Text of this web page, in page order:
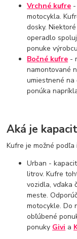
Vrchné kufre
motocykla.
dosky.
operadlo
ponuke
Bočné kufre -
namontované
umiestnené na
ponúka
Aká je
Kufre je možné
Urban -
litrov. Kufre
vozidla, vďaka
meste.
motocykle. Do
obľúbené
ponuky Givi a